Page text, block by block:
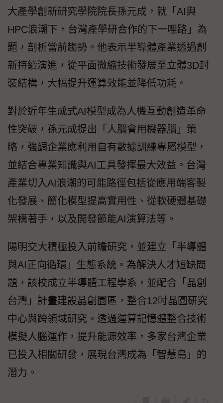
大產學創新研究學院院長孫元成，就「AI與
HPC浪潮下，台灣產學研合作的下一哩路」為
題，剖析當前趨勢。他表示半導體產業透過創
新持續演進，從平面微縮技術發展至立體3D封
裝結構，大幅提升運算效能並降低功耗。
對於近年生成式AI模型成為人機互動創造革命
性突破，孫元成提出「人腦會用機器腦」策
略，強調企業應利用自有數據訓練專屬模型，
並結合專業知識與AI工具發揮最大效益。台灣
產業切入AI浪潮的可能路徑包括從應用端客製
化發展、簡化模型提高實用性、從軟硬體基礎
架構著手，以及開發節能AI演算法等。
陽明交大積極投入前瞻研究，並建立「半導體
與AI正向循環」生態系統。為解決人才短缺問
題，該校成立半導體工程學系，並配合「晶創
台灣」計畫建設晶創園區，整合12吋晶圓研究
中心與跨領域研究。透過運算記憶體整合技術
模擬人腦運作，提升能源效率，多家台灣企業
已投入相關研發，展現台灣成為「智慧島」的
潛力。